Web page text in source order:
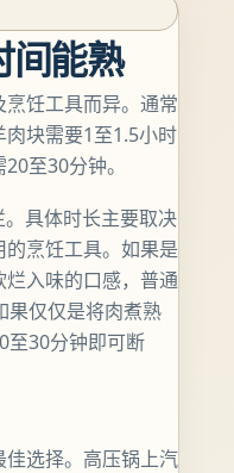
间能熟
饪工具而异。通常
块需要1至1.5小时
至30分钟。
具体时长主要取决
烹饪工具。如果是
入味的口感，普通
果仅仅是将肉煮熟
至30分钟即可断
选择。高压锅上汽